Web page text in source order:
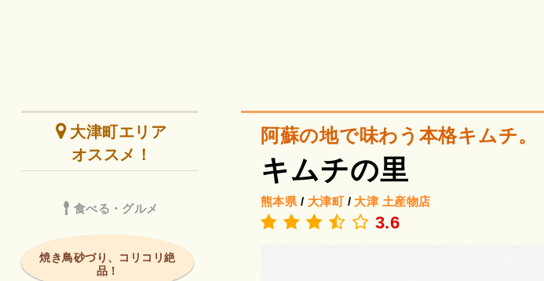
阿蘇の地で味わう本格キムチ。
キムチの里
熊本県 / 大津町/ 大津 土産物店
3.6
大津町エリア
オススメ！
食べる・グルメ
焼き鳥砂づり、コリコリ絶
品！